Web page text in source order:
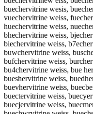
buechervitrine wesis,
vuechervitrine weiss,
huechervitrine weiss,
bhechervitrine weiss,
biechervitrine weiss,
buwchervitrine weiss,
bufchervitrine weiss,
bu4chervitrine weiss, bue
bueshervitrine weiss,
buevhervitrine weiss,
buectervitrine weiss,
buecjervitrine weiss,